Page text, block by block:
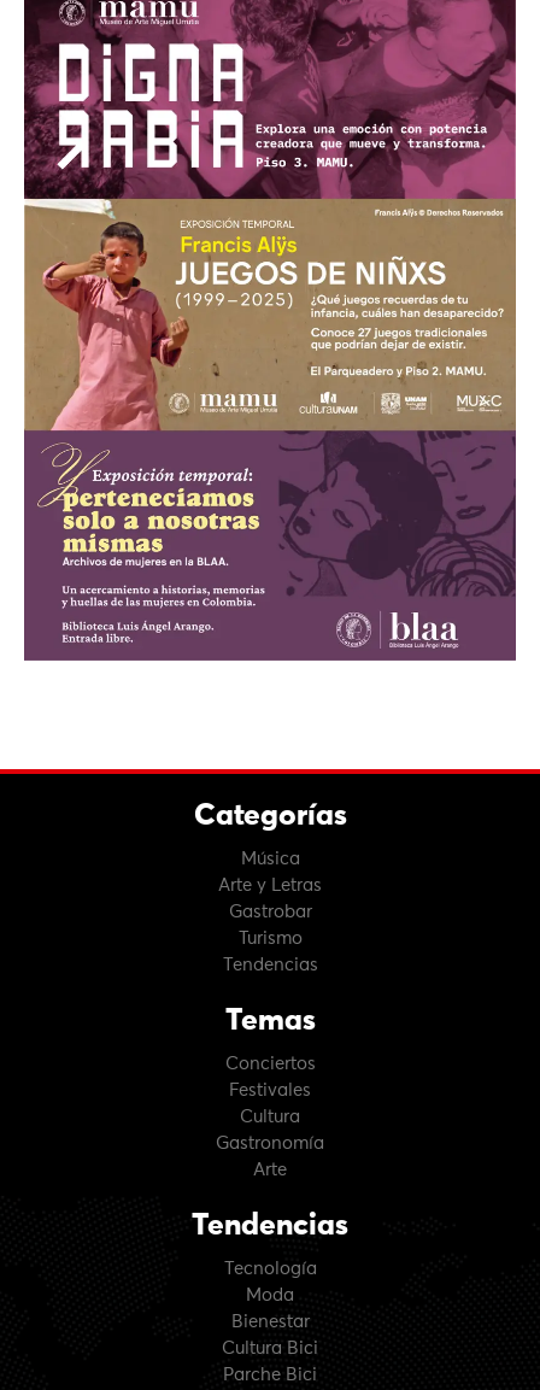
Categorías
Música
Arte y Letras
Gastrobar
Turismo
Tendencias
Temas
Conciertos
Festivales
Cultura
Gastronomía
Arte
Tendencias
Tecnología
Moda
Bienestar
Cultura Bici
Parche Bici